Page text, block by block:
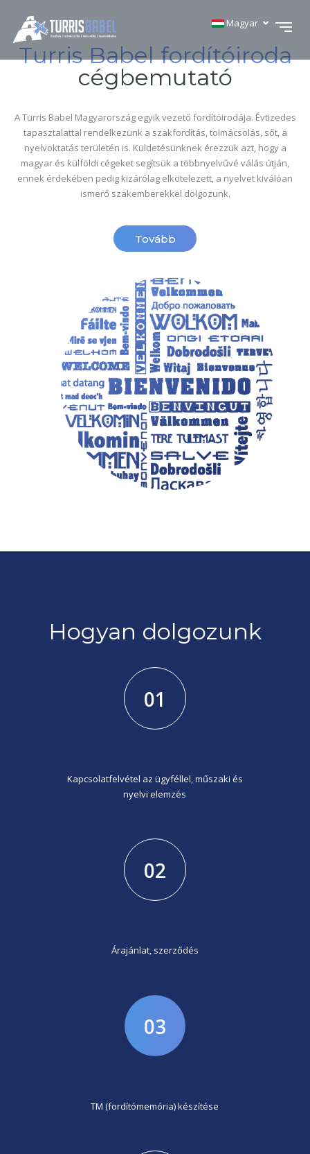
Magyar
Turris Babel fordítóiroda
cégbemutató
A Turris Babel Magyarország egyik vezető fordítóirodája. Évtizedes
tapasztalattal rendelkezünk a szakfordítás, tolmácsolás, sőt, a
nyelvoktatás területén is. Küldetésünknek érezzük azt, hogy a
magyar és külföldi cégeket segítsük a többnyelvűvé válás útján,
ennek érdekében pedig kizárólag elkötelezett, a nyelvet kiválóan
ismerő szakemberekkel dolgozunk.
Tovább
Hogyan dolgozunk
01
Kapcsolatfelvétel az ügyféllel, műszaki és
nyelvi elemzés
02
Árajánlat, szerződés
03
TM (fordítómemória) készítése